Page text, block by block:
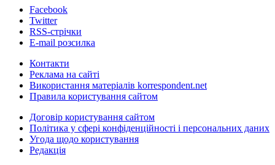
Facebook
Twitter
RSS-стрічки
E-mail розсилка
Контакти
Реклама на сайті
Використання матеріалів korrespondent.net
Правила користування сайтом
Договір користування сайтом
Політика у сфері конфіденційності і персональних даних
Угода щодо користування
Редакція